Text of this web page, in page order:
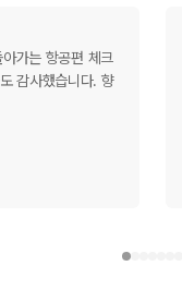
가는 항공편 체크
감사했습니다. 향